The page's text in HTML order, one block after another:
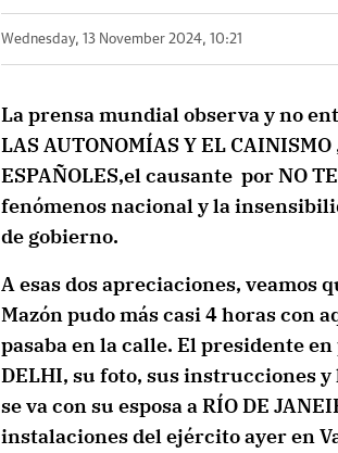
Wednesday, 13 November 2024, 10:21
La prensa mundial observa y no
LAS AUTONOMÍAS Y EL CAINISMO
ESPAÑOLES,el causante por NO
fenómenos nacional y la
de gobierno.
A esas dos apreciaciones, veamos
Mazón pudo más casi 4 horas con
pasaba en la calle. El presidente
DELHI, su foto, sus instrucciones y
se va con su esposa a RÍO DE
instalaciones del ejército ayer en